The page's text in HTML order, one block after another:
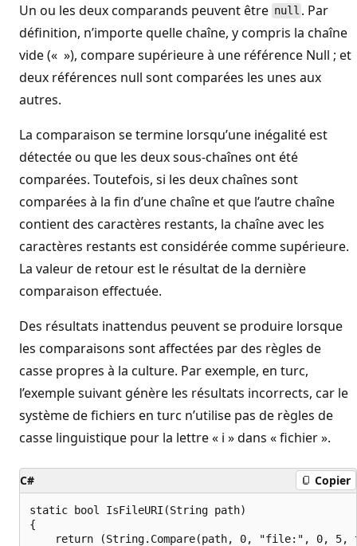
Un ou les deux comparands peuvent être null . Par
définition, n’importe quelle chaîne, y compris la chaîne
vide (« »), compare supérieure à une référence Null ; et
deux références null sont comparées les unes aux
autres.
La comparaison se termine lorsqu’une inégalité est
détectée ou que les deux sous-chaînes ont été
comparées. Toutefois, si les deux chaînes sont
comparées à la fin d’une chaîne et que l’autre chaîne
contient des caractères restants, la chaîne avec les
caractères restants est considérée comme supérieure.
La valeur de retour est le résultat de la dernière
comparaison effectuée.
Des résultats inattendus peuvent se produire lorsque
les comparaisons sont affectées par des règles de
casse propres à la culture. Par exemple, en turc,
l’exemple suivant génère les résultats incorrects, car le
système de fichiers en turc n’utilise pas de règles de
casse linguistique pour la lettre « i » dans « fichier ».
C# Copier
static bool IsFileURI(String path)
{
return (String.Compare(path, 0, "file:", 0, 5,